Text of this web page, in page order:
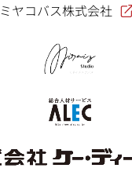
ミヤコバス株式会社